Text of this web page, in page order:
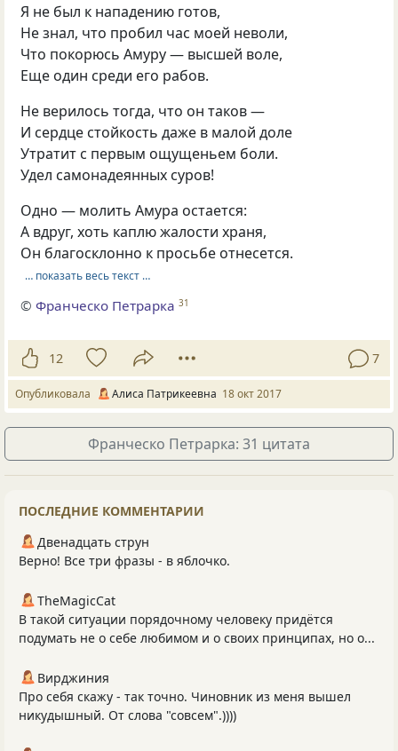
Я не был к нападению готов,
Не знал, что пробил час моей неволи,
Что покорюсь Амуру — высшей воле,
Еще один среди его рабов.
Не верилось тогда, что он таков —
И сердце стойкость даже в малой доле
Утратит с первым ощущеньем боли.
Удел самонадеянных суров!
Одно — молить Амура остается:
А вдруг, хоть каплю жалости храня,
Он благосклонно к просьбе отнесется.
… показать весь текст …
©Франческо Петрарка 31
12 7
Опубликовала Алиса Патрикеевна 18 окт 2017
Франческо Петрарка: 31 цитата
ПОСЛЕДНИЕ КОММЕНТАРИИ
Двенадцать струн
Верно! Все три фразы - в яблочко.
TheMagicCat
В такой ситуации порядочному человеку придётся
подумать не о себе любимом и о своих принципах, но о...
Вирджиния
Про себя скажу - так точно. Чиновник из меня вышел
никудышный. От слова "совсем".))))